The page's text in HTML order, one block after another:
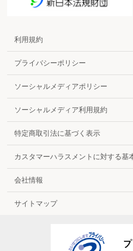
利用規約
プライバシーポリシー
ソーシャルメディアポリシー
ソーシャルメディア利用規約
特定商取引法に基づく表示
カスタマーハラスメントに対する基
会社情報
サイトマップ